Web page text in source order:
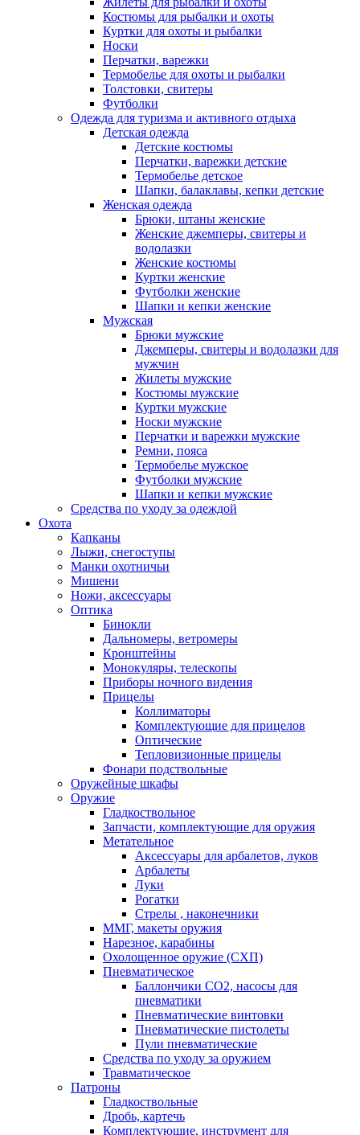
Костюмы для рыбалки и охоты
Куртки для охоты и рыбалки
Носки
Перчатки, варежки
Термобелье для охоты и рыбалки
Толстовки, свитеры
Футболки
Одежда для туризма и активного отдыха
Детская одежда
Детские костюмы
Перчатки, варежки детские
Термобелье детское
Шапки, балаклавы, кепки детские
Женская одежда
Брюки, штаны женские
Женские джемперы, свитеры и
водолазки
Женские костюмы
Куртки женские
Футболки женские
Шапки и кепки женские
Мужская
Брюки мужские
Джемперы, свитеры и водолазки для
мужчин
Жилеты мужские
Костюмы мужские
Куртки мужские
Носки мужские
Перчатки и варежки мужские
Ремни, пояса
Термобелье мужское
Футболки мужские
Шапки и кепки мужские
Средства по уходу за одеждой
Охота
Капканы
Лыжи, снегоступы
Манки охотничьи
Мишени
Ножи, аксессуары
Оптика
Бинокли
Дальномеры, ветромеры
Кронштейны
Монокуляры, телескопы
Приборы ночного видения
Прицелы
Коллиматоры
Комплектующие для прицелов
Оптические
Тепловизионные прицелы
Фонари подствольные
Оружейные шкафы
Оружие
Гладкоствольное
Запчасти, комплектующие для оружия
Метательное
Аксессуары для арбалетов, луков
Арбалеты
Луки
Рогатки
Стрелы , наконечники
ММГ, макеты оружия
Нарезное, карабины
Охолощенное оружие (СХП)
Пневматическое
Баллончики СО2, насосы для
пневматики
Пневматические винтовки
Пневматические пистолеты
Пули пневматические
Средства по уходу за оружием
Травматическое
Патроны
Гладкоствольные
Дробь, картечь
Комплектующие, инструмент для